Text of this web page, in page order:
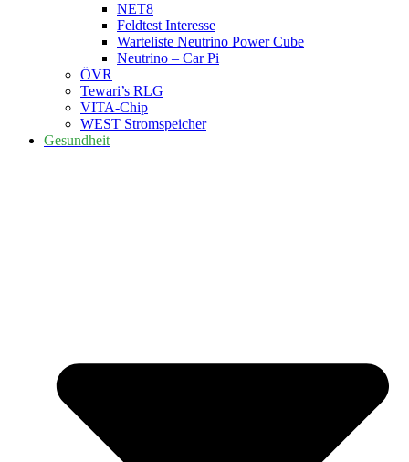
NET8
Feldtest Interesse
Warteliste Neutrino Power Cube
Neutrino – Car Pi
ÖVR
Tewari’s RLG
VITA-Chip
WEST Stromspeicher
Gesundheit